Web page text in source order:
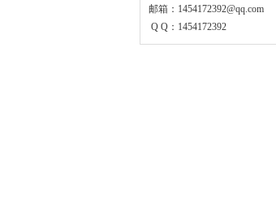
邮箱：1454172392@qq.com
Q Q：1454172392